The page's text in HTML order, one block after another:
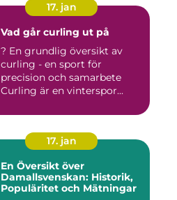
17. jan
Vad går curling ut på
? En grundlig översikt av
curling - en sport för
precision och samarbete
Curling är en vinterspor...
17. jan
En Översikt över
Damallsvenskan: Historik,
Populäritet och Mätningar